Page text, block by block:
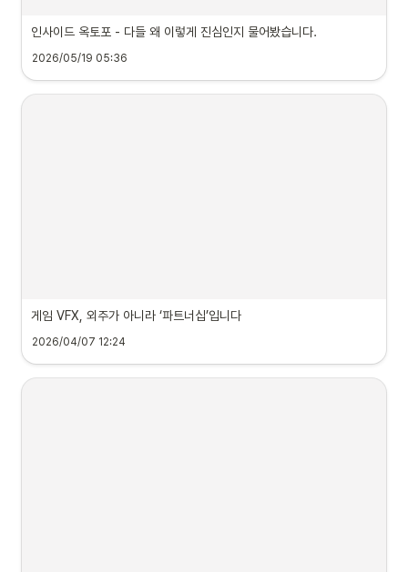
인사이드 옥토포 - 다들 왜 이렇게 진심인지 물어봤습니다.
2026/05/19 05:36
게임 VFX, 외주가 아니라 ‘파트너십’입니다
2026/04/07 12:24